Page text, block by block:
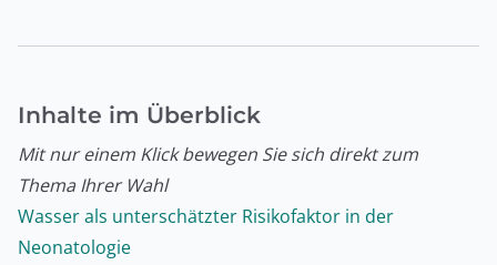
Inhalte im Überblick
Mit nur einem Klick bewegen Sie sich direkt zum
Thema Ihrer Wahl
Wasser als unterschätzter Risikofaktor in der
Neonatologie